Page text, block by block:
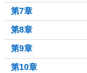
第7章
第8章
第9章
第10章